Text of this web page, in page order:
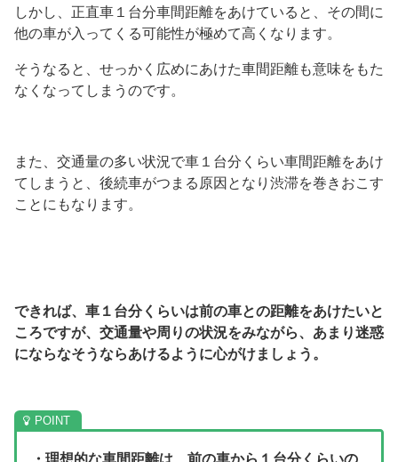
しかし、正直車１台分車間距離をあけていると、その間に
他の車が入ってくる可能性が極めて高くなります。
そうなると、せっかく広めにあけた車間距離も意味をもた
なくなってしまうのです。
また、交通量の多い状況で車１台分くらい車間距離をあけ
てしまうと、後続車がつまる原因となり渋滞を巻きおこす
ことにもなります。
できれば、車１台分くらいは前の車との距離をあけたいと
ころですが、交通量や周りの状況をみながら、あまり迷惑
にならなそうならあけるように心がけましょう。
・理想的な車間距離は、前の車から１台分くらいの